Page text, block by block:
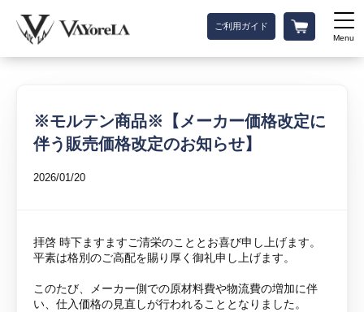
ご利用ガイド
Menu
※モルテン商品※【メーカー価格改定に
伴う販売価格改定のお知らせ】
2026/01/20
拝啓 時下ますますご清栄のこととお喜び申し上げます。
平素は格別のご高配を賜り厚く御礼申し上げます。
このたび、メーカー側での原材料費や物流費の増加に伴
い、仕入価格の見直しが行われることとなりました。